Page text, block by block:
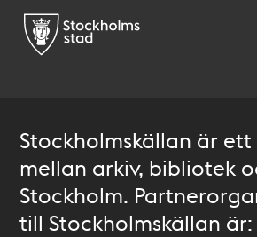
Stockholmskällan är
mellan arkiv, bibliotek
Stockholm.
till Stockholmskällan är: